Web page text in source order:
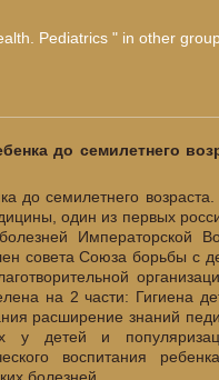
Pediatrics " in other
до семилетнего
до семилетнего возраста.
один из первых
Императорской
совета Союза борьбы с
на 2 части: Гигиена
расширение знаний
у детей и
воспитания